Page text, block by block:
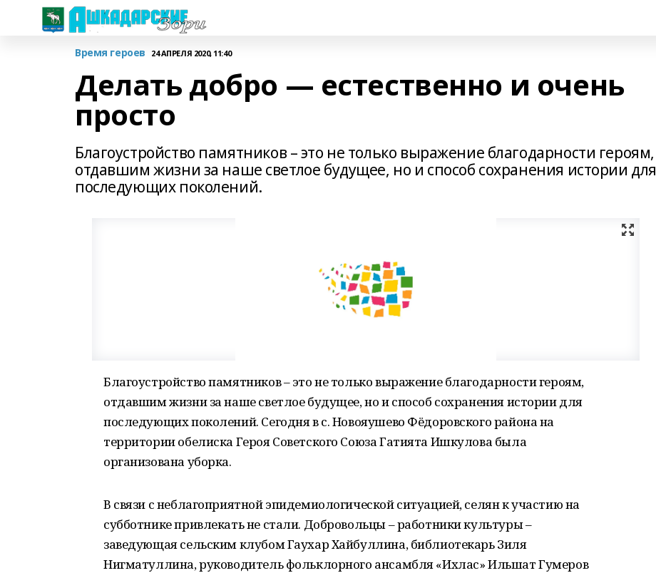
Время героев 24 АПРЕЛЯ 2020, 11:40
Делать добро — естественно и очень
просто
Благоустройство памятников – это не только выражение благодарности героям,
отдавшим жизни за наше светлое будущее, но и способ сохранения истории для
последующих поколений.
Благоустройство памятников – это не только выражение благодарности героям,
отдавшим жизни за наше светлое будущее, но и способ сохранения истории для
последующих поколений. Сегодня в с. Новояушево Фёдоровского района на
территории обелиска Героя Советского Союза Гатията Ишкулова была
организована уборка.
В связи с неблагоприятной эпидемиологической ситуацией, селян к участию на
субботнике привлекать не стали. Добровольцы – работники культуры –
заведующая сельским клубом Гаухар Хайбуллина, библиотекарь Зиля
Нигматуллина, руководитель фольклорного ансамбля «Ихлас» Ильшат Гумеров